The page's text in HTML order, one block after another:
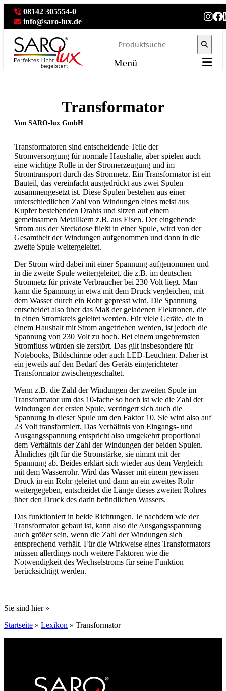
08142 305554-0
info@saro-lux.de
Menü
Transformator
Von SARO-lux GmbH
Transformatoren sind entscheidende Teile der
Stromversorgung für normale Haushalte, aber spielen auch
eine wichtige Rolle in der Stromerzeugung und im
Stromtransport durch das Stromnetz. Ein Transformator ist ein
Bauteil, das vereinfacht ausgedrückt aus zwei Spulen
zusammengesetzt ist. Diese Spulen bestehen aus einer
unterschiedlichen Zahl von Windungen eines meist aus
Kupfer bestehenden Drahts und sitzen auf einem
gemeinsamen Metallkern z.B. aus Eisen. Der eingehende
Strom aus der Steckdose fließt in einer Spule, wird von der
Gesamtheit der Windungen aufgenommen und dann in die
zweite Spule weitergeleitet.
Der Strom wird dabei mit einer Spannung aufgenommen und
in die zweite Spule weitergeleitet, die z.B. im deutschen
Stromnetz für private Verbraucher bei 230 Volt liegt. Man
kann die Spannung in etwa mit dem Druck vergleichen, mit
dem Wasser durch ein Rohr gepresst wird. Die Spannung
entscheidet also über das Maß der geladenen Elektronen, die
in einen Stromkreis geleitet werden. Für viele Geräte, die in
einem Haushalt mit Strom angetrieben werden, ist jedoch die
Spannung von 230 Volt zu hoch. Bei einem ungebremsten
Stromfluss würden sie zerstört. Das gilt insbesondere für
Notebooks, Bildschirme oder auch LED-Leuchten. Daher ist
ein jeweils auf den Bedarf des Geräts eingerichteter
Transformator zwischengeschaltet.
Wenn z.B. die Zahl der Windungen der zweiten Spule im
Transformator um das 10-fache so hoch ist wie die Zahl der
Windungen der ersten Spule, verringert sich auch die
Spannung in dieser Spule um den Faktor 10. Sie wird also auf
23 Volt transformiert. Das Verhältnis von Eingangs- und
Ausgangsspannung entspricht also umgekehrt proportional
dem Verhältnis der Zahl der Windungen der beiden Spulen.
Ähnliches gilt für die Stromstärke, sie nimmt mit der
Spannung ab. Beides erklärt sich wieder aus dem Vergleich
mit dem Wasserrohr. Wird das Wasser mit einem gewissen
Druck in ein Rohr geleitet und dann an ein zweites Rohr
weitergegeben, entscheidet die Länge dieses zweiten Rohres
über den Druck des darin befindlichen Wassers.
Das funktioniert in beide Richtungen. Je nachdem wie der
Transformator gebaut ist, kann also die Ausgangsspannung
auch größer sein, wenn die Zahl der Windungen sich
entsprechend verhält. Für die Wirkweise eines Transformators
müssen allerdings noch weitere Faktoren wie die
Notwendigkeit des Wechselstroms für seine Funktion
berücksichtigt werden.
Sie sind hier »
Startseite » Lexikon » Transformator